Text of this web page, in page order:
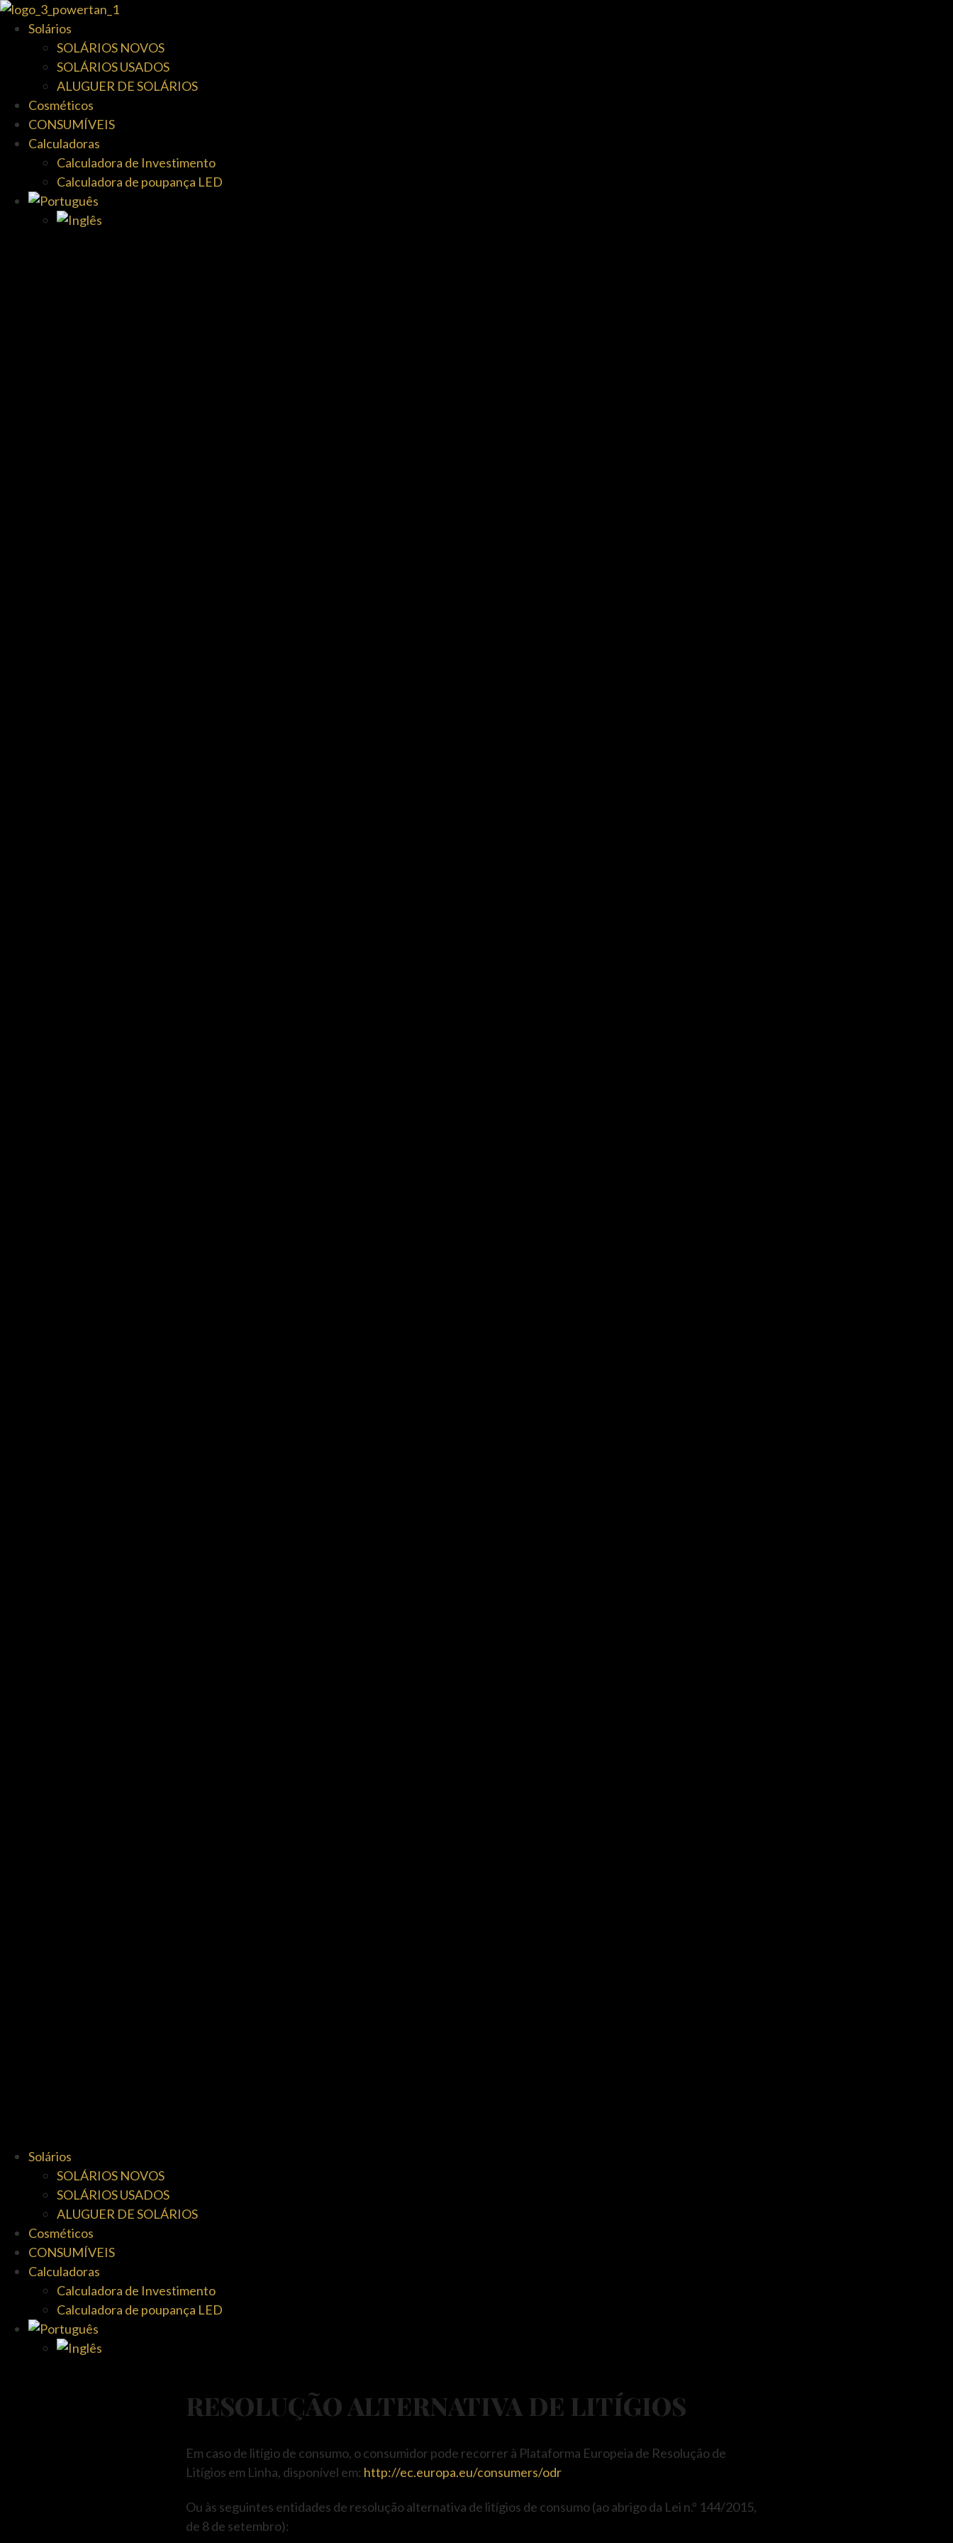
Solários
SOLÁRIOS NOVOS
SOLÁRIOS USADOS
ALUGUER DE SOLÁRIOS
Cosméticos
CONSUMÍVEIS
Calculadoras
Calculadora de Investimento
Calculadora de poupança LED
Solários
SOLÁRIOS NOVOS
SOLÁRIOS USADOS
ALUGUER DE SOLÁRIOS
Cosméticos
CONSUMÍVEIS
Calculadoras
Calculadora de Investimento
Calculadora de poupança LED
RESOLUÇÃO ALTERNATIVA DE LITÍGIOS
Em caso de litígio de consumo, o consumidor pode recorrer à Plataforma Europeia de Resolução de
Litígios em Linha, disponível em: http://ec.europa.eu/consumers/odr
Ou às seguintes entidades de resolução alternativa de litígios de consumo (ao abrigo da Lei n.º 144/2015,
de 8 de setembro):